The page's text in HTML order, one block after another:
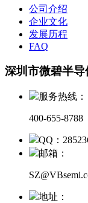
公司介绍
企业文化
发展历程
FAQ
深圳市微碧半导
服务热线：
400-655-8788
QQ：
邮箱：
地址：